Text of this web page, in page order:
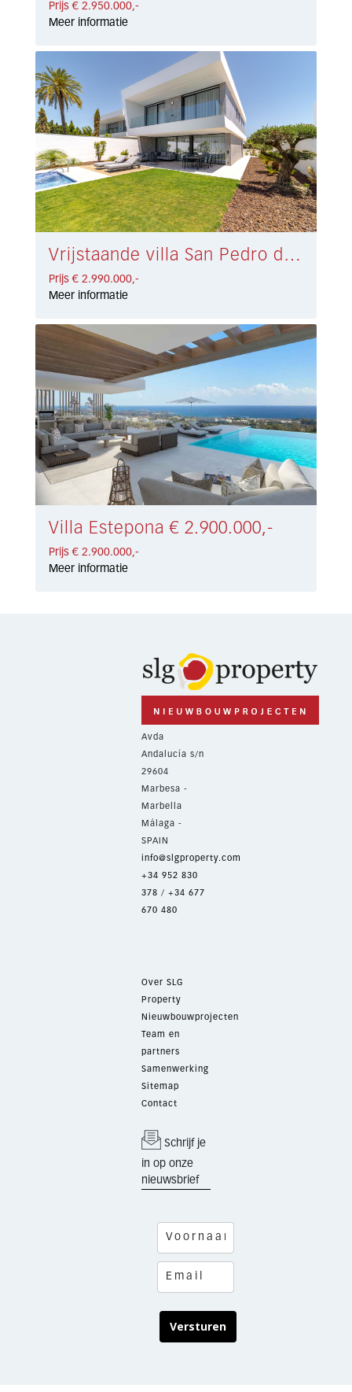
Prijs € 2.950.000,-
Meer informatie
Vrijstaande villa San Pedro de Alcántara € 2.990.000,-
Prijs € 2.990.000,-
Meer informatie
Villa Estepona € 2.900.000,-
Prijs € 2.900.000,-
Meer informatie
Avda
Andalucía s/n
29604
Marbesa -
Marbella
Málaga -
SPAIN
info@slgproperty.com
+34 952 830
378 / +34 677
670 480
Over SLG
Property
Nieuwbouwprojecten
Team en
partners
Samenwerking
Sitemap
Contact
Schrijf je
in op onze
nieuwsbrief
Versturen